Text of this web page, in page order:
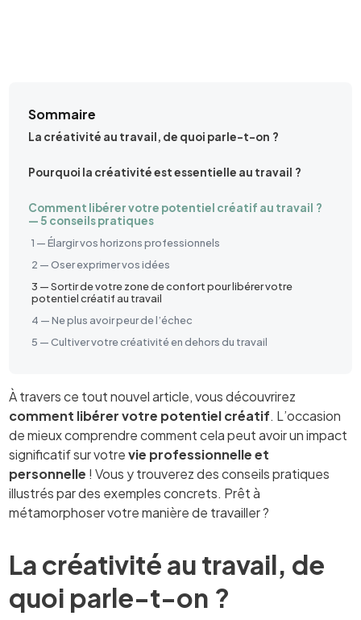
Sommaire
La créativité au travail, de quoi parle-t-on ?
Pourquoi la créativité est essentielle au travail ?
Comment libérer votre potentiel créatif au travail ?
— 5 conseils pratiques
1 — Élargir vos horizons professionnels
2 — Oser exprimer vos idées
3 — Sortir de votre zone de confort pour libérer votre
potentiel créatif au travail
4 — Ne plus avoir peur de l’échec
5 — Cultiver votre créativité en dehors du travail
À travers ce tout nouvel article, vous découvrirez
comment libérer votre potentiel créatif. L’occasion
de mieux comprendre comment cela peut avoir un impact
significatif sur votrevie professionnelle et
personnelle ! Vous y trouverez des conseils pratiques
illustrés par des exemples concrets. Prêt à
métamorphoser votre manière de travailler ?
La créativité au travail, de
quoi parle-t-on ?